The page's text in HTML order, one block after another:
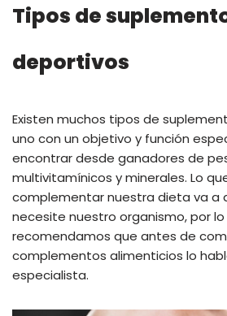
Tipos de
deportivos
Existen muchos tipos de
uno con un objetivo y función
encontrar desde ganadores de
multivitamínicos y minerales. Lo
complementar nuestra dieta va a
necesite nuestro organismo, por
recomendamos que antes de
complementos alimenticios lo
especialista.